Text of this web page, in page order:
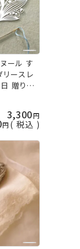
ール す
リースレ
贈り物
clv 手
3,300
税込